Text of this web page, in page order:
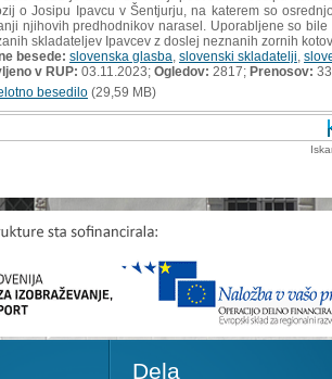
o Josipu Ipavcu v Šentjurju, na katerem so
njihovih predhodnikov narasel. Uporabljene so
skladateljev Ipavcev z doslej neznanih zornih
besede: slovenska glasba slovenski skladatelji
v RUP: 03.11.2023; Ogledov: 2817; Prenosov: 33
besedilo (29,59 MB)
Dela